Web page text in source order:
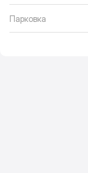
Парковка